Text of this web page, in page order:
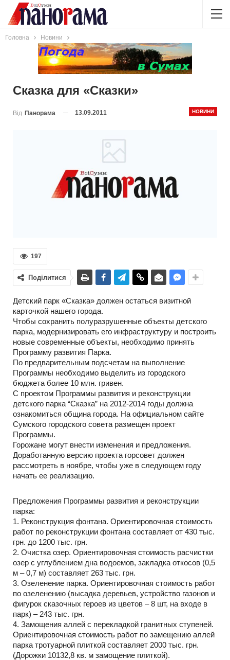
Головна Новини
Сказка для «Сказки»
НОВИНИ
Від Панорама 13.09.2011
197
Поділитися
Детский парк «Сказка» должен остаться визитной
карточкой нашего города.
Чтобы сохранить полуразрушенные объекты детского
парка, модернизировать его инфраструктуру и построить
новые современные объекты, необходимо принять
Программу развития Парка.
По предварительным подсчетам на выполнение
Программы необходимо выделить из городского
бюджета более 10 млн. гривен.
С проектом Программы развития и реконструкции
детского парка “Сказка” на 2012-2014 годы должна
ознакомиться община города. На официальном сайте
Сумского городского совета размещен проект
Программы.
Горожане могут внести изменения и предложения.
Доработанную версию проекта горсовет должен
рассмотреть в ноябре, чтобы уже в следующем году
начать ее реализацию.
Предложения Программы развития и реконструкции
парка:
1. Реконструкция фонтана. Ориентировочная стоимость
работ по реконструкции фонтана составляет от 430 тыс.
грн. до 1200 тыс. грн.
2. Очистка озер. Ориентировочная стоимость расчистки
озер с углублением дна водоемов, закладка откосов (0,5
м – 0,7 м) составляет 263 тыс. грн.
3. Озеленение парка. Ориентировочная стоимость работ
по озеленению (высадка деревьев, устройство газонов и
фигурок сказочных героев из цветов – 8 шт, на входе в
парк) – 243 тыс. грн.
4. Замощения аллей с перекладкой гранитных ступеней.
Ориентировочная стоимость работ по замещению аллей
парка тротуарной плиткой составляет 2000 тыс. грн.
(Дорожки 10132,8 кв. м замощение плиткой).